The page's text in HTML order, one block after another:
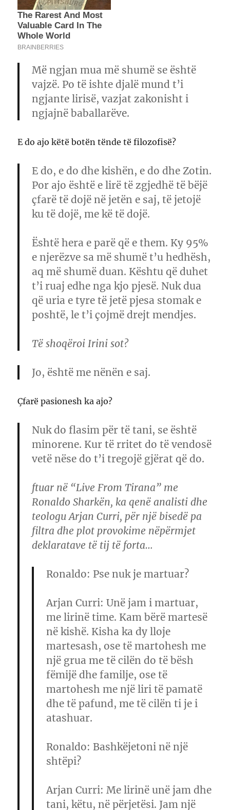
Më ngjan mua më shumë se është
vajzë. Po të ishte djalë mund t’i
ngjante lirisë, vazjat zakonisht i
ngjajnë baballarëve.
E do ajo këtë botën tënde të filozofisë?
E do, e do dhe kishën, e do dhe Zotin.
Por ajo është e lirë të zgjedhë të bëjë
çfarë të dojë në jetën e saj, të jetojë
ku të dojë, me kë të dojë.
Është hera e parë që e them. Ky 95%
e njerëzve sa më shumë t’u hedhësh,
aq më shumë duan. Kështu që duhet
t’i ruaj edhe nga kjo pjesë. Nuk dua
që uria e tyre të jetë pjesa stomak e
poshtë, le t’i çojmë drejt mendjes.
Të shoqëroi Irini sot?
Jo, është me nënën e saj.
Çfarë pasionesh ka ajo?
Nuk do flasim për të tani, se është
minorene. Kur të rritet do të vendosë
vetë nëse do t’i tregojë gjërat që do.
ftuar në “Live From Tirana” me
Ronaldo Sharkën, ka qenë analisti dhe
teologu Arjan Curri, për një bisedë pa
filtra dhe plot provokime nëpërmjet
deklaratave të tij të forta…
Ronaldo: Pse nuk je martuar?
Arjan Curri: Unë jam i martuar,
me lirinë time. Kam bërë martesë
në kishë. Kisha ka dy lloje
martesash, ose të martohesh me
një grua me të cilën do të bësh
fëmijë dhe familje, ose të
martohesh me një liri të pamatë
dhe të pafund, me të cilën ti je i
atashuar.
Ronaldo: Bashkëjetoni në një
shtëpi?
Arjan Curri: Me lirinë unë jam dhe
tani, këtu, në përjetësi. Jam një